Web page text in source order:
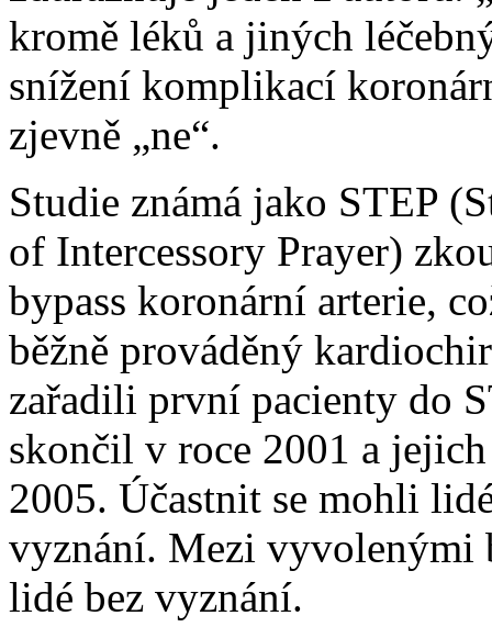
kromě léků a jiných
snížení komplikací
zjevně „ne“.
Studie známá jako STEP
of Intercessory Prayer)
bypass koronární arterie,
běžně prováděný
zařadili první pacienty do
skončil v roce 2001 a
2005. Účastnit se mohli
vyznání. Mezi vyvolenými
lidé bez vyznání.